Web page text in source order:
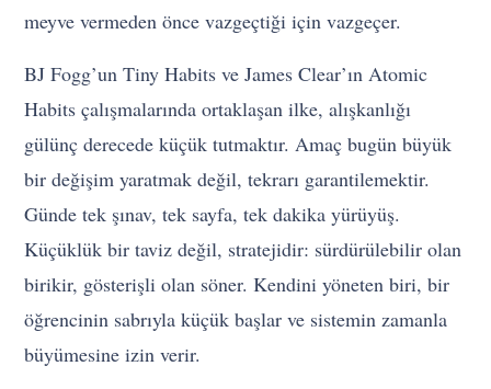
meyve vermeden önce vazgeçtiği için vazgeçer.
BJ Fogg’un Tiny Habits ve James Clear’ın Atomic
Habits çalışmalarında ortaklaşan ilke, alışkanlığı
gülünç derecede küçük tutmaktır. Amaç bugün büyük
bir değişim yaratmak değil, tekrarı garantilemektir.
Günde tek şınav, tek sayfa, tek dakika yürüyüş.
Küçüklük bir taviz değil, stratejidir: sürdürülebilir olan
birikir, gösterişli olan söner. Kendini yöneten biri, bir
öğrencinin sabrıyla küçük başlar ve sistemin zamanla
büyümesine izin verir.